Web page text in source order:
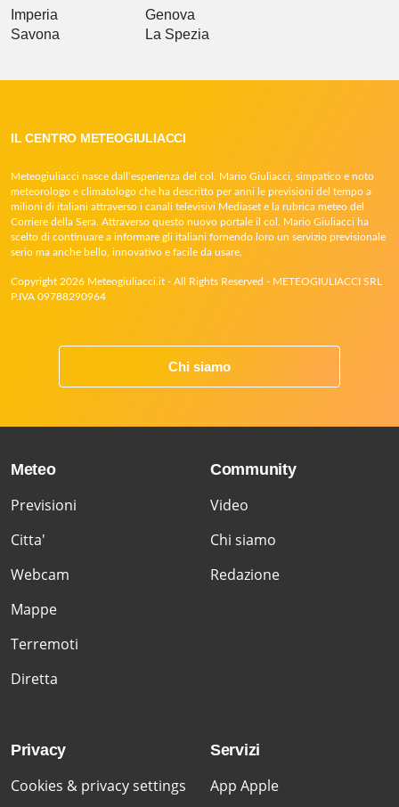
Imperia
Savona
Genova
La Spezia
IL CENTRO METEOGIULIACCI
Meteogiuliacci nasce dall’esperienza del col. Mario Giuliacci, simpatico e noto
meteorologo e climatologo che ha descritto per anni le previsioni del tempo a
milioni di italiani attraverso i canali televisivi Mediaset e la rubrica meteo del
Corriere della Sera. Attraverso questo nuovo portale il col. Mario Giuliacci ha
scelto di continuare a informare gli italiani fornendo loro un servizio previsionale
serio ma anche bello, innovativo e facile da usare.
Copyright 2026 Meteogiuliacci.it - All Rights Reserved - METEOGIULIACCI SRL
P.IVA 09788290964
Chi siamo
Meteo
Previsioni
Citta'
Webcam
Mappe
Terremoti
Diretta
Community
Video
Chi siamo
Redazione
Privacy
Cookies & privacy settings
Servizi
App Apple